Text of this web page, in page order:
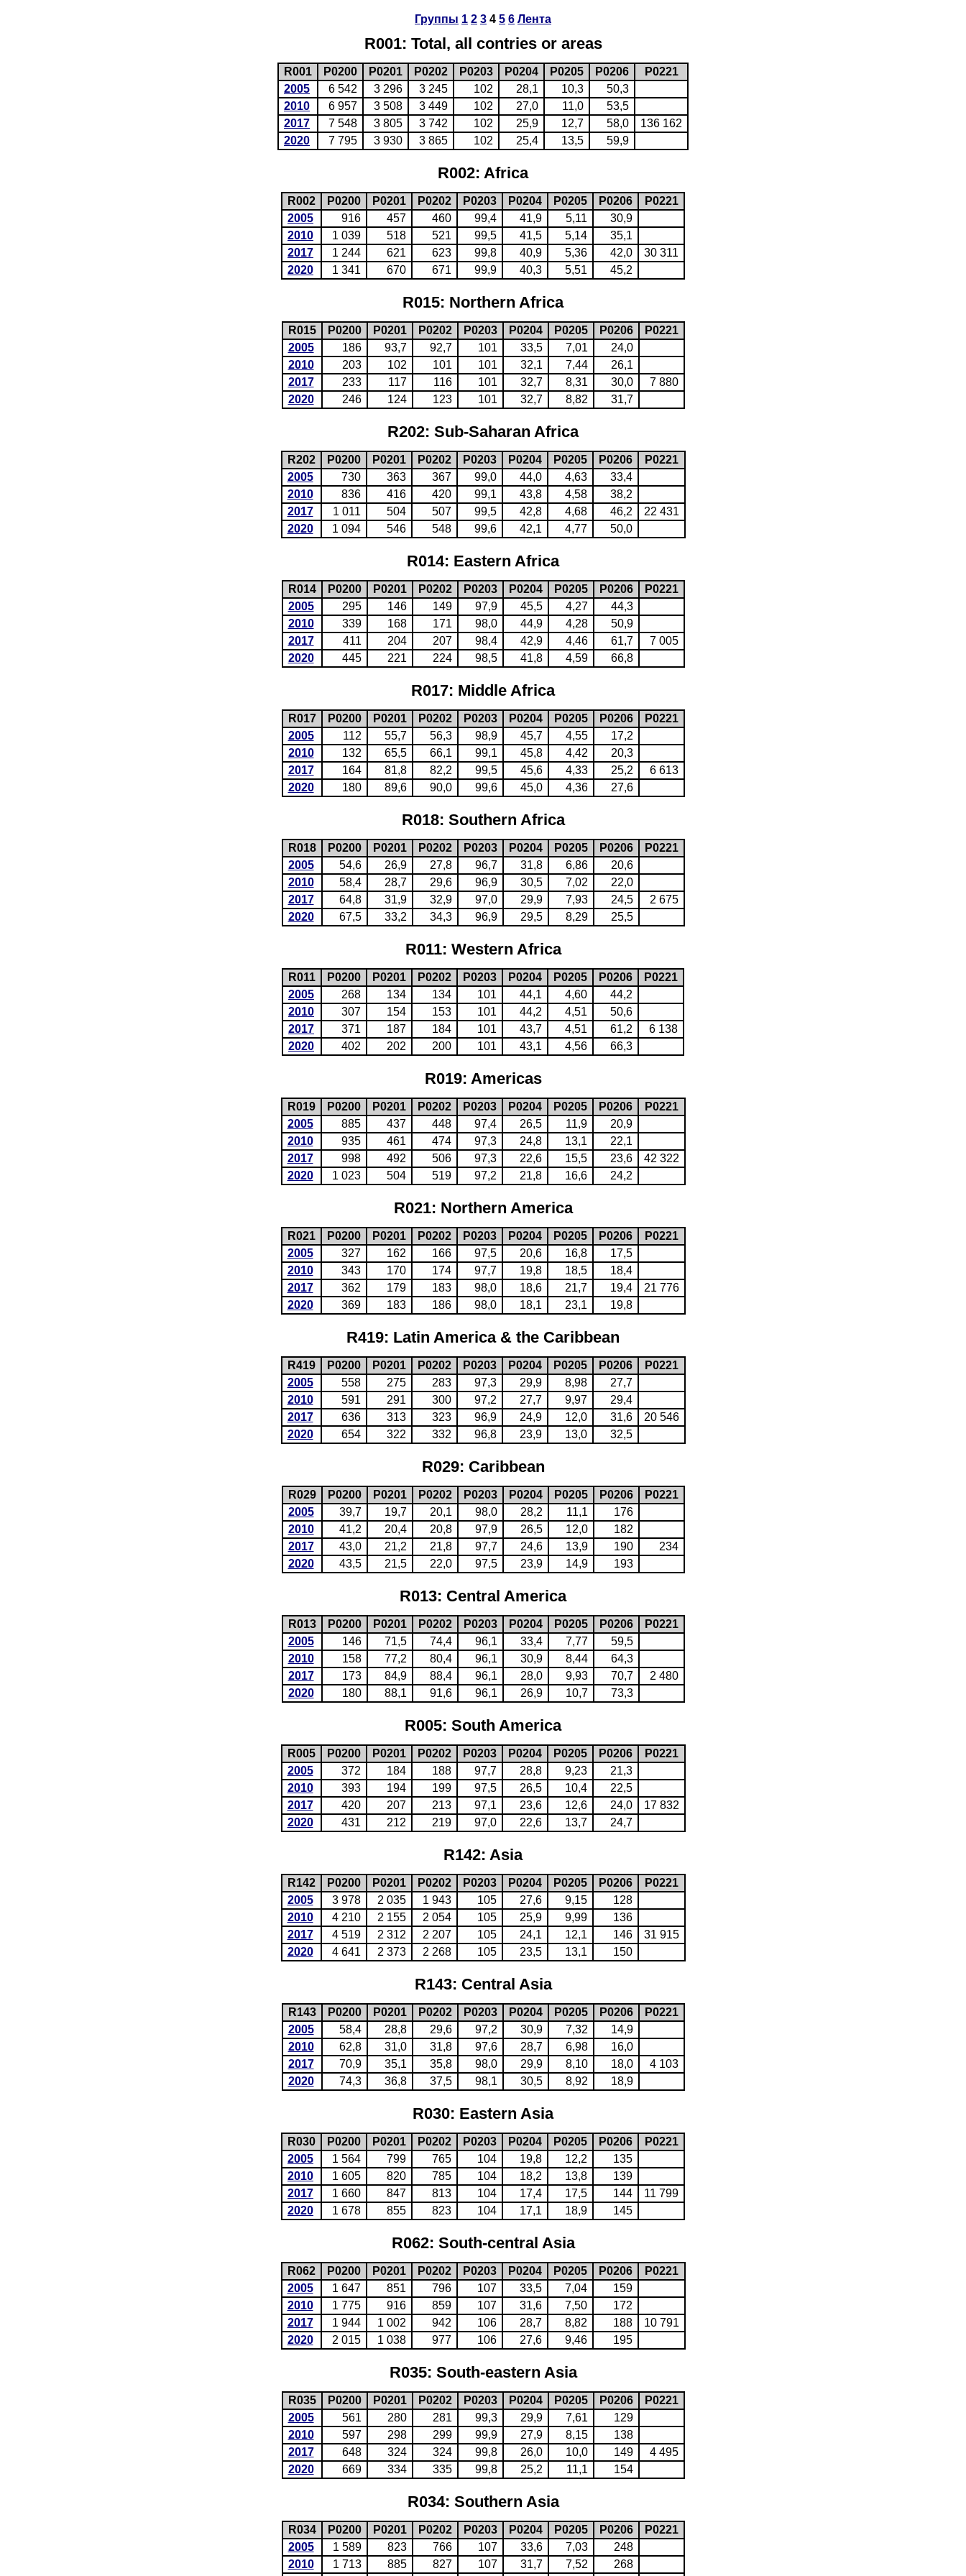
Группы 1 2 3 4 5 6 Лента
R001: Total, all contries or areas
R001 P0200 P0201 P0202 P0203 P0204 P0205 P0206
P0221
2005
6 542 3 296 3 245 102 28,1 10,3
50,3
2010
6 957 3 508 3 449 102 27,0 11,0
53,5
2017
7 548 3 805 3 742 102 25,9 12,7 58,0
136 162
2020
7 795 3 930 3 865 102 25,4 13,5 59,9
R002: Africa
R002 P0200 P0201 P0202 P0203 P0204 P0205 P0206
P0221
2005
916 457 460 99,4 41,9 5,11
30,9
2010
1 039 518 521 99,5 41,5 5,14
35,1
2017
1 244 621 623 99,8 40,9 5,36 42,0
30 311
2020
1 341 670 671 99,9 40,3 5,51 45,2
R015: Northern Africa
R015 P0200 P0201 P0202 P0203 P0204 P0205 P0206
P0221
2005
186 93,7 92,7 101 33,5 7,01
24,0
2010
203 102 101 101 32,1 7,44
26,1
2017
233 117 116 101 32,7 8,31 30,0
7 880
2020
246 124 123 101 32,7 8,82 31,7
R202: Sub-Saharan Africa
R202 P0200 P0201 P0202 P0203 P0204 P0205 P0206
P0221
2005
730 363 367 99,0 44,0 4,63
33,4
2010
836 416 420 99,1 43,8 4,58
38,2
2017
1 011 504 507 99,5 42,8 4,68 46,2
22 431
2020
1 094 546 548 99,6 42,1 4,77 50,0
R014: Eastern Africa
R014 P0200 P0201 P0202 P0203 P0204 P0205 P0206
P0221
2005
295 146 149 97,9 45,5 4,27
44,3
2010
339 168 171 98,0 44,9 4,28
50,9
2017
411 204 207 98,4 42,9 4,46 61,7
7 005
2020
445 221 224 98,5 41,8 4,59 66,8
R017: Middle Africa
R017 P0200 P0201 P0202 P0203 P0204 P0205 P0206
P0221
2005
112 55,7 56,3 98,9 45,7 4,55
17,2
2010
132 65,5 66,1 99,1 45,8 4,42
20,3
2017
164 81,8 82,2 99,5 45,6 4,33 25,2
6 613
2020
180 89,6 90,0 99,6 45,0 4,36 27,6
R018: Southern Africa
R018 P0200 P0201 P0202 P0203 P0204 P0205 P0206
P0221
2005
54,6 26,9 27,8 96,7 31,8 6,86
20,6
2010
58,4 28,7 29,6 96,9 30,5 7,02
22,0
2017
64,8 31,9 32,9 97,0 29,9 7,93 24,5
2 675
2020
67,5 33,2 34,3 96,9 29,5 8,29 25,5
R011: Western Africa
R011 P0200 P0201 P0202 P0203 P0204 P0205 P0206
P0221
2005
268 134 134 101 44,1 4,60
44,2
2010
307 154 153 101 44,2 4,51
50,6
2017
371 187 184 101 43,7 4,51 61,2
6 138
2020
402 202 200 101 43,1 4,56 66,3
R019: Americas
R019 P0200 P0201 P0202 P0203 P0204 P0205 P0206
P0221
2005
885 437 448 97,4 26,5 11,9
20,9
2010
935 461 474 97,3 24,8 13,1
22,1
2017
998 492 506 97,3 22,6 15,5 23,6
42 322
2020
1 023 504 519 97,2 21,8 16,6 24,2
R021: Northern America
R021 P0200 P0201 P0202 P0203 P0204 P0205 P0206
P0221
2005
327 162 166 97,5 20,6 16,8
17,5
2010
343 170 174 97,7 19,8 18,5
18,4
2017
362 179 183 98,0 18,6 21,7 19,4
21 776
2020
369 183 186 98,0 18,1 23,1 19,8
R419: Latin America & the Caribbean
R419 P0200 P0201 P0202 P0203 P0204 P0205 P0206
P0221
2005
558 275 283 97,3 29,9 8,98
27,7
2010
591 291 300 97,2 27,7 9,97
29,4
2017
636 313 323 96,9 24,9 12,0 31,6
20 546
2020
654 322 332 96,8 23,9 13,0 32,5
R029: Caribbean
R029 P0200 P0201 P0202 P0203 P0204 P0205 P0206
P0221
2005
39,7 19,7 20,1 98,0 28,2 11,1
176
2010
41,2 20,4 20,8 97,9 26,5 12,0
182
2017
43,0 21,2 21,8 97,7 24,6 13,9 190
234
2020
43,5 21,5 22,0 97,5 23,9 14,9 193
R013: Central America
R013 P0200 P0201 P0202 P0203 P0204 P0205 P0206
P0221
2005
146 71,5 74,4 96,1 33,4 7,77
59,5
2010
158 77,2 80,4 96,1 30,9 8,44
64,3
2017
173 84,9 88,4 96,1 28,0 9,93 70,7
2 480
2020
180 88,1 91,6 96,1 26,9 10,7 73,3
R005: South America
R005 P0200 P0201 P0202 P0203 P0204 P0205 P0206
P0221
2005
372 184 188 97,7 28,8 9,23
21,3
2010
393 194 199 97,5 26,5 10,4
22,5
2017
420 207 213 97,1 23,6 12,6 24,0
17 832
2020
431 212 219 97,0 22,6 13,7 24,7
R142: Asia
R142 P0200 P0201 P0202 P0203 P0204 P0205 P0206
P0221
2005
3 978 2 035 1 943 105 27,6 9,15
128
2010
4 210 2 155 2 054 105 25,9 9,99
136
2017
4 519 2 312 2 207 105 24,1 12,1 146
31 915
2020
4 641 2 373 2 268 105 23,5 13,1 150
R143: Central Asia
R143 P0200 P0201 P0202 P0203 P0204 P0205 P0206
P0221
2005
58,4 28,8 29,6 97,2 30,9 7,32
14,9
2010
62,8 31,0 31,8 97,6 28,7 6,98
16,0
2017
70,9 35,1 35,8 98,0 29,9 8,10 18,0
4 103
2020
74,3 36,8 37,5 98,1 30,5 8,92 18,9
R030: Eastern Asia
R030 P0200 P0201 P0202 P0203 P0204 P0205 P0206
P0221
2005
1 564 799 765 104 19,8 12,2
135
2010
1 605 820 785 104 18,2 13,8
139
2017
1 660 847 813 104 17,4 17,5 144
11 799
2020
1 678 855 823 104 17,1 18,9 145
R062: South-central Asia
R062 P0200 P0201 P0202 P0203 P0204 P0205 P0206
P0221
2005
1 647 851 796 107 33,5 7,04
159
2010
1 775 916 859 107 31,6 7,50
172
2017
1 944 1 002 942 106 28,7 8,82 188
10 791
2020
2 015 1 038 977 106 27,6 9,46 195
R035: South-eastern Asia
R035 P0200 P0201 P0202 P0203 P0204 P0205 P0206
P0221
2005
561 280 281 99,3 29,9 7,61
129
2010
597 298 299 99,9 27,9 8,15
138
2017
648 324 324 99,8 26,0 10,0 149
4 495
2020
669 334 335 99,8 25,2 11,1 154
R034: Southern Asia
R034 P0200 P0201 P0202 P0203 P0204 P0205 P0206
P0221
2005
1 589 823 766 107 33,6 7,03
248
2010
1 713 885 827 107 31,7 7,52
268